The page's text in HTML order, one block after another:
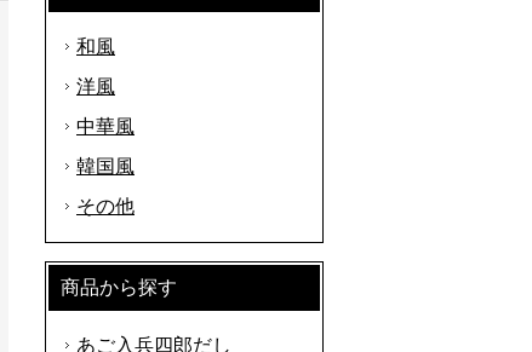
和風
洋風
中華風
韓国風
その他
商品から探す
あご入兵四郎だし